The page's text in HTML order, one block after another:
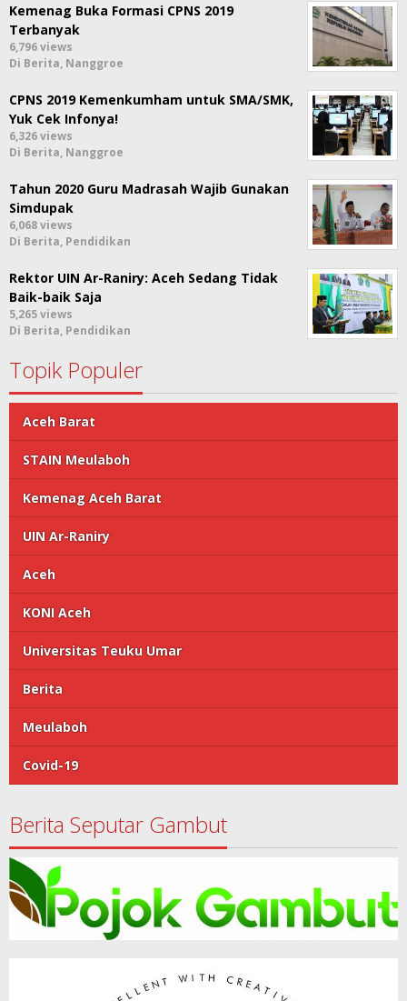
Kemenag Buka Formasi CPNS 2019
Terbanyak
6,796 views
Di Berita, Nanggroe
CPNS 2019 Kemenkumham untuk SMA/SMK,
Yuk Cek Infonya!
6,326 views
Di Berita, Nanggroe
Tahun 2020 Guru Madrasah Wajib Gunakan
Simdupak
6,068 views
Di Berita, Pendidikan
Rektor UIN Ar-Raniry: Aceh Sedang Tidak
Baik-baik Saja
5,265 views
Di Berita, Pendidikan
Topik Populer
Aceh Barat
STAIN Meulaboh
Kemenag Aceh Barat
UIN Ar-Raniry
Aceh
KONI Aceh
Universitas Teuku Umar
Berita
Meulaboh
Covid-19
Berita Seputar Gambut